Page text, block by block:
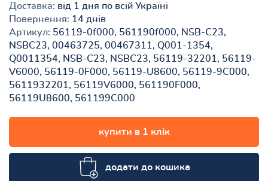
Доставка: від 1 дня по всій Україні
Повернення: 14 днів
Артикул: 56119-0f000, 561190f000, NSB-C23,
NSBC23, 00463725, 00467311, Q001-1354,
Q0011354, NSB-C23, NSBC23, 56119-32201, 56119-
V6000, 56119-0F000, 56119-U8600, 56119-9C000,
5611932201, 56119V6000, 561190F000,
56119U8600, 561199C000
купити в 1 клік
додати до кошика